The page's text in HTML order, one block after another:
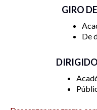
GIRO
De